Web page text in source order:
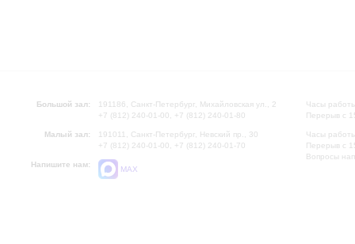
Большой зал:
191186, Санкт-Петербург, Михайловская ул., 2
+7 (812) 240-01-00, +7 (812) 240-01-80
Малый зал:
191011, Санкт-Петербург, Невский пр., 30
+7 (812) 240-01-00, +7 (812) 240-01-70
Напишите нам:
MAX
Часы
Перерыв с
Часы
Перерыв с
Вопросы